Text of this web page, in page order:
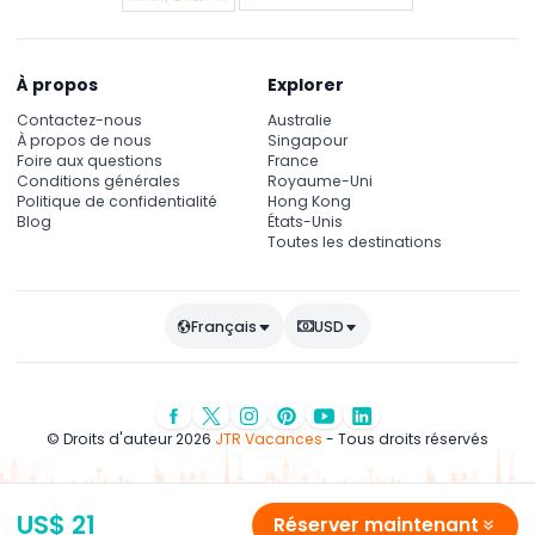
US$ 21 Réserver maintenant
À propos
Contactez-nous
À propos de nous
Foire aux questions
Conditions générales
Politique de confidentialité
Blog
Explorer
Australie
Singapour
France
Royaume-Uni
Hong Kong
États-Unis
Toutes les destinations
Français USD
© Droits d'auteur 2026 JTR Vacances - Tous droits réservés